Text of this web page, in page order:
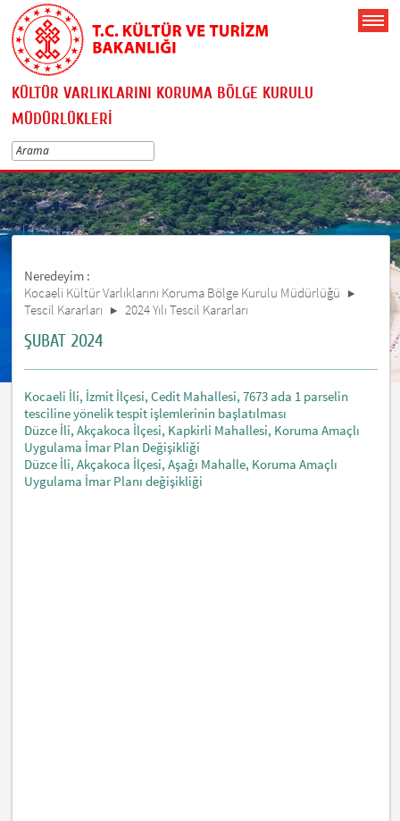
KÜLTÜR VARLIKLARINI KORUMA BÖLGE KURULU
MÜDÜRLÜKLERİ
Neredeyim :
Kocaeli Kültür Varlıklarını Koruma Bölge Kurulu Müdürlüğü
Tescil Kararları
2024 Yılı Tescil Kararları
ŞUBAT 2024
Kocaeli İli, İzmit İlçesi, Cedit Mahallesi, 7673 ada 1 parselin
tesciline yönelik tespit işlemlerinin başlatılması
Düzce İli, Akçakoca İlçesi, Kapkirli Mahallesi, Koruma Amaçlı
Uygulama İmar Plan Değişikliği
Düzce İli, Akçakoca İlçesi, Aşağı Mahalle, Koruma Amaçlı
Uygulama İmar Planı değişikliği